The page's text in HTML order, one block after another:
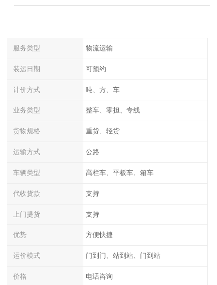
服务类型 物流运输
装运日期 可预约
计价方式 吨、方、车
业务类型 整车、零担、专线
货物规格 重货、轻货
运输方式 公路
车辆类型 高栏车、平板车、箱车
代收货款 支持
上门提货 支持
优势 方便快捷
运价模式 门到门、站到站、门到站
价格 电话咨询